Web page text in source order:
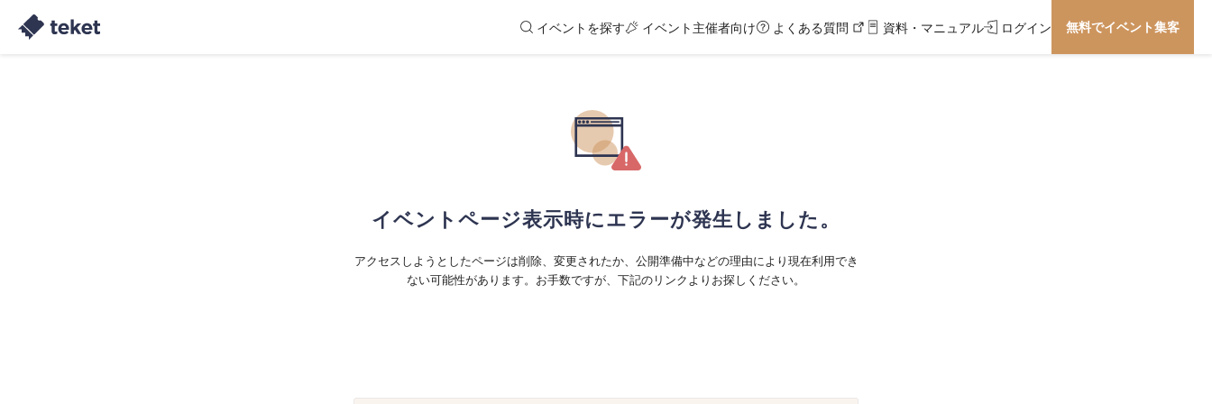
イベントを探す イベント主催者向け よくある質問 資料・マニュアル ログイン 無料でイベント集客
イベントページ表示時にエラーが発生しました。
アクセスしようとしたページは削除、変更されたか、公開準備中などの理由により現在利用でき
ない可能性があります。お手数ですが、下記のリンクよりお探しください。